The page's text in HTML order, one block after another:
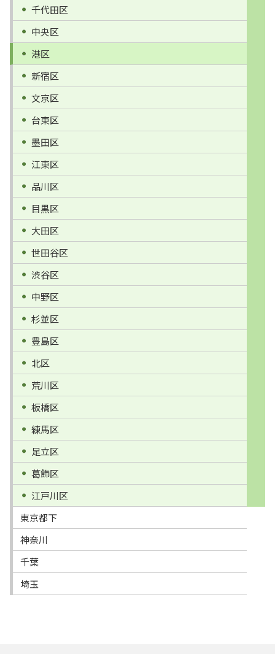
千代田区
中央区
港区
新宿区
文京区
台東区
墨田区
江東区
品川区
目黒区
大田区
世田谷区
渋谷区
中野区
杉並区
豊島区
北区
荒川区
板橋区
練馬区
足立区
葛飾区
江戸川区
東京都下
神奈川
千葉
埼玉